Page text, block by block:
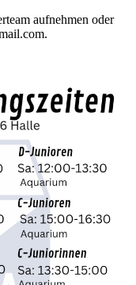
aufnehmen oder